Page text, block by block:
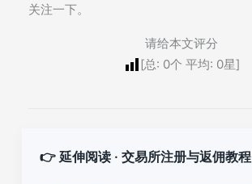
关注一下。
请给本文评分
[总: 0个 平均: 0星]
👉 延伸阅读 · 交易所注册与返佣教程